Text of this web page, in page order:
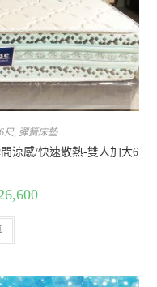
尺, 彈簧床墊
涼感/快速散熱-雙人加大6